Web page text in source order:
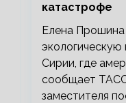
катастрофе
Елена
Сирии, где
сообщает
заместителя